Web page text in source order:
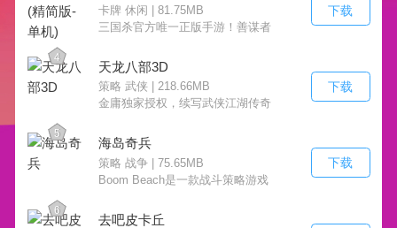
卡牌 休闲 | 81.75MB
三国杀官方唯一正版手游！善谋者，得天下！
下载
4
天龙八部3D
策略 武侠 | 218.66MB
金庸独家授权，续写武侠江湖传奇！
下载
5
海岛奇兵
策略 战争 | 75.65MB
Boom Beach是一款战斗策略游戏
下载
6
去吧皮卡丘